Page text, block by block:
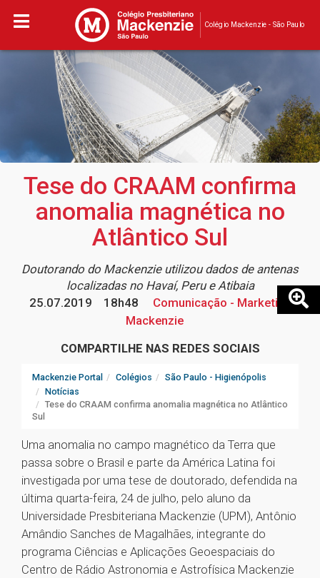
Colégio Mackenzie - São Paulo
Tese do CRAAM confirma
anomalia magnética no
Atlântico Sul
Doutorando do Mackenzie utilizou dados de antenas
localizadas no Havaí, Peru e Atibaia
25.07.2019
18h48
Comunicação - Marketing
Mackenzie
COMPARTILHE NAS REDES SOCIAIS
Mackenzie Portal Colégios
São Paulo - Higienópolis
Notícias
Tese do CRAAM confirma anomalia magnética no Atlântico
Sul
Uma anomalia no campo magnético da Terra que
passa sobre o Brasil e parte da América Latina foi
investigada por uma tese de doutorado, defendida na
última quarta-feira, 24 de julho, pelo aluno da
Universidade Presbiteriana Mackenzie (UPM), Antônio
Amândio Sanches de Magalhães, integrante do
programa Ciências e Aplicações Geoespaciais do
Centro de Rádio Astronomia e Astrofísica Mackenzie